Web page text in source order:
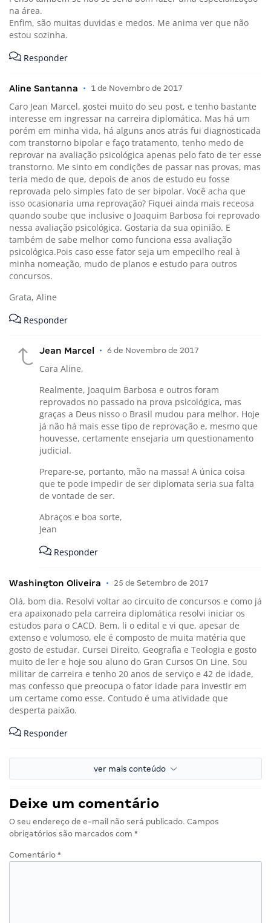
na área.
Enfim, são muitas duvidas e medos. Me anima ver que não
estou sozinha.
Responder
Aline Santanna • 1 de Novembro de 2017
Caro Jean Marcel, gostei muito do seu post, e tenho bastante
interesse em ingressar na carreira diplomática. Mas há um
porém em minha vida, há alguns anos atrás fui diagnosticada
com transtorno bipolar e faço tratamento, tenho medo de
reprovar na avaliação psicológica apenas pelo fato de ter esse
transtorno. Me sinto em condições de passar nas provas, mas
teria medo de que, depois de anos de estudo eu fosse
reprovada pelo simples fato de ser bipolar. Você acha que
isso ocasionaria uma reprovação? Fiquei ainda mais receosa
quando soube que inclusive o Joaquim Barbosa foi reprovado
nessa avaliação psicológica. Gostaria da sua opinião. E
também de sabe melhor como funciona essa avaliação
psicológica.Pois caso esse fator seja um empecilho real à
minha nomeação, mudo de planos e estudo para outros
concursos.
Grata, Aline
Responder
Jean Marcel • 6 de Novembro de 2017
Cara Aline,
Realmente, Joaquim Barbosa e outros foram
reprovados no passado na prova psicológica, mas
graças a Deus nisso o Brasil mudou para melhor. Hoje
já não há mais esse tipo de reprovação e, mesmo que
houvesse, certamente ensejaria um questionamento
judicial.
Prepare-se, portanto, mão na massa! A única coisa
que te pode impedir de ser diplomata seria sua falta
de vontade de ser.
Abraços e boa sorte,
Jean
Responder
Washington Oliveira • 25 de Setembro de 2017
Olá, bom dia. Resolvi voltar ao circuito de concursos e como já
era apaixonado pela carreira diplomática resolvi iniciar os
estudos para o CACD. Bem, li o edital e vi que, apesar de
extenso e volumoso, ele é composto de muita matéria que
gosto de estudar. Cursei Direito, Geografia e Teologia e gosto
muito de ler e hoje sou aluno do Gran Cursos On Line. Sou
militar de carreira e tenho 20 anos de serviço e 42 de idade,
mas confesso que preocupa o fator idade para investir em
um certame como esse. Contudo é uma atividade que
desperta paixão.
Responder
ver mais conteúdo
Deixe um comentário
O seu endereço de e-mail não será publicado. Campos
obrigatórios são marcados com *
Comentário *